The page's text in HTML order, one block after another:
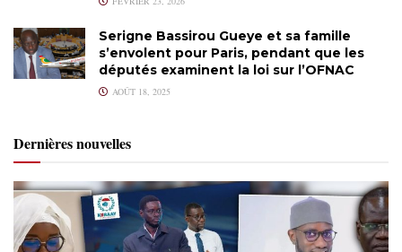
Serigne Bassirou Gueye et sa famille
s’envolent pour Paris, pendant que les
députés examinent la loi sur l’OFNAC
AOÛT 18, 2025
Dernières nouvelles